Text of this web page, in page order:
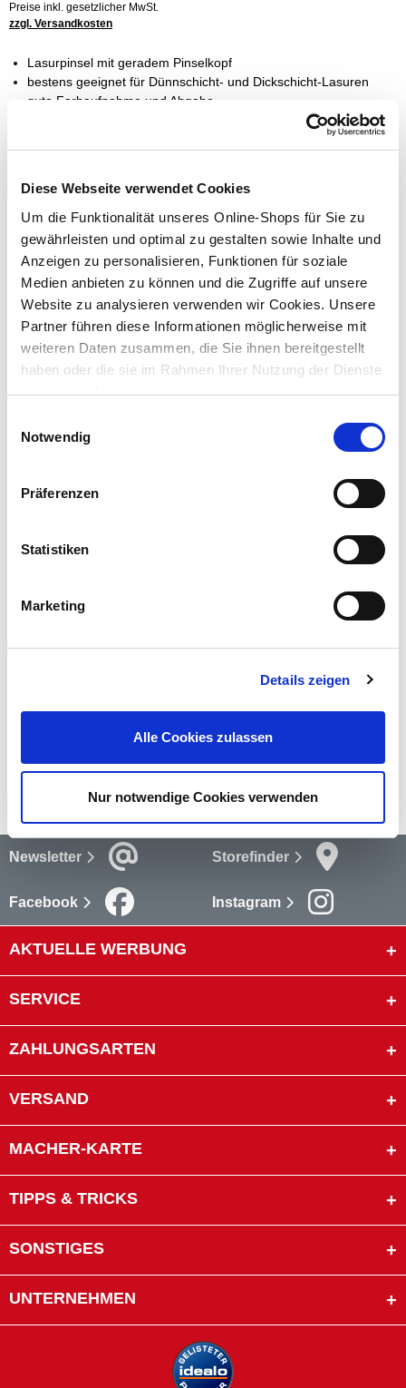
Diese Webseite verwendet Cookies
Um die Funktionalität unseres Online-Shops für Sie zu
gewährleisten und optimal zu gestalten sowie Inhalte und
Anzeigen zu personalisieren, Funktionen für soziale
Medien anbieten zu können und die Zugriffe auf unsere
Website zu analysieren verwenden wir Cookies. Unsere
Partner führen diese Informationen möglicherweise mit
weiteren Daten zusammen, die Sie ihnen bereitgestellt
haben oder die sie im Rahmen Ihrer Nutzung der Dienste
gesammelt haben.
Notwendig
Präferenzen
Statistiken
Marketing
Details zeigen
Alle Cookies zulassen
Nur notwendige Cookies verwenden
Preise inkl. gesetzlicher MwSt.
zzgl. Versandkosten
Lasurpinsel mit geradem Pinselkopf
bestens geeignet für Dünnschicht- und Dickschicht-Lasuren
gute Farbaufnahme und Abgabe
Verfügbarkeit online: Auf Lager
Um Abholung im Markt nutzen zu können, wähle zunächst
einen Markt
Verfügbarkeit:
Jetzt prüfen und Markt auswählen
Menge
breit mit geradem Pinselkopf, bestens geeignet für
Dünnschicht- und Dickschicht-Lasuren.
mehr
Newsletter Storefinder
Facebook Instagram
AKTUELLE WERBUNG
SERVICE
ZAHLUNGSARTEN
VERSAND
MACHER-KARTE
TIPPS & TRICKS
SONSTIGES
UNTERNEHMEN